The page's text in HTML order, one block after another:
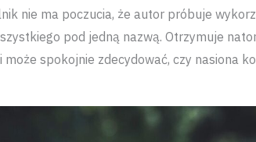
nie ma poczucia, że autor próbuje
pod jedną nazwą. Otrzymuje
spokojnie zdecydować, czy nasiona